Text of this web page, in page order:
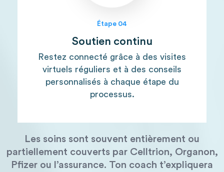
Étape 04
Soutien continu
Restez connecté grâce à des visites
virtuels réguliers et à des conseils
personnalisés à chaque étape du
processus.
Les soins sont souvent entièrement ou
partiellement couverts par Celltrion, Organon,
Pfizer ou l’assurance. Ton coach t’expliquera